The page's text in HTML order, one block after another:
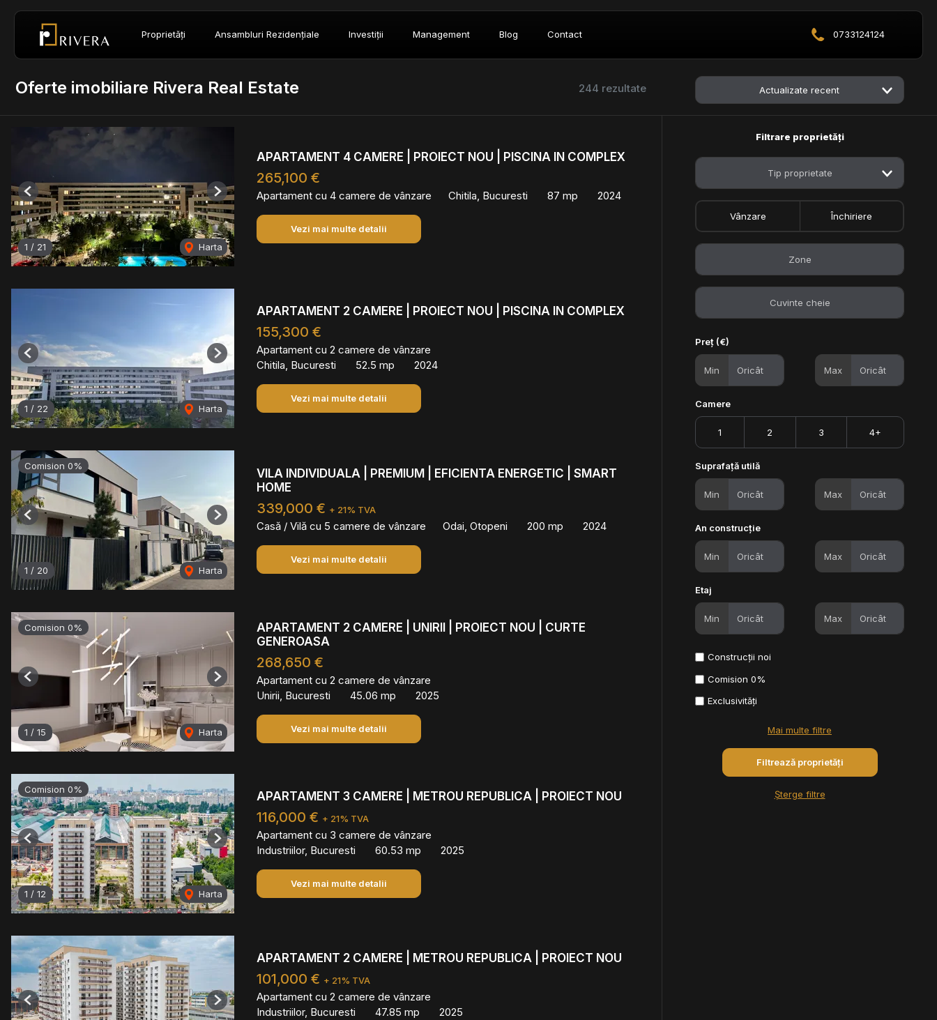
Proprietăți Ansambluri Rezidențiale Investiții Management Blog Contact 0733124124
244 rezultate
Oferte imobiliare Rivera Real Estate Actualizate recent
1 / 21 Harta
Previous Next
APARTAMENT 4 CAMERE | PROIECT NOU | PISCINA IN COMPLEX
265,100 €
Apartament cu 4 camere de vânzare Chitila, Bucuresti 87 mp 2024
Vezi mai multe detalii
1 / 22 Harta
Previous Next
APARTAMENT 2 CAMERE | PROIECT NOU | PISCINA IN COMPLEX
155,300 €
Apartament cu 2 camere de vânzare
Chitila, Bucuresti
52.5 mp 2024
Vezi mai multe detalii
Comision 0%
1 / 20 Harta
Previous Next
VILA INDIVIDUALA | PREMIUM | EFICIENTA ENERGETIC | SMART
HOME
339,000 € + 21% TVA
Casă / Vilă cu 5 camere de vânzare Odai, Otopeni 200 mp 2024
Vezi mai multe detalii
Comision 0%
1 / 15 Harta
Previous Next
APARTAMENT 2 CAMERE | UNIRII | PROIECT NOU | CURTE
GENEROASA
268,650 €
Apartament cu 2 camere de vânzare
Unirii, Bucuresti
45.06 mp 2025
Vezi mai multe detalii
Comision 0%
1 / 12 Harta
Previous Next
APARTAMENT 3 CAMERE | METROU REPUBLICA | PROIECT NOU
116,000 € + 21% TVA
Apartament cu 3 camere de vânzare
Industriilor, Bucuresti
60.53 mp 2025
Vezi mai multe detalii
Previous Next
APARTAMENT 2 CAMERE | METROU REPUBLICA | PROIECT NOU
101,000 € + 21% TVA
Apartament cu 2 camere de vânzare
Industriilor, Bucuresti
47.85 mp 2025
Filtrare proprietăți
Tip proprietate
Vânzare Închiriere
Preț (€)
Min Max
Camere
1 2 3 4+
Suprafață utilă
Min Max
An construcție
Min Max
Etaj
Min Max
Construcții noi
Comision 0%
Exclusivități
Mai multe filtre
Șterge filtre